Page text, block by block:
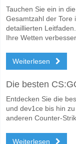
Tauchen Sie ein in
Gesamtzahl der Tore
detaillierten
Ihre Wetten
Weiterlesen
Die besten
Entdecken Sie die
und dev1ce bis hin
anderen Counter-
Weiterlesen